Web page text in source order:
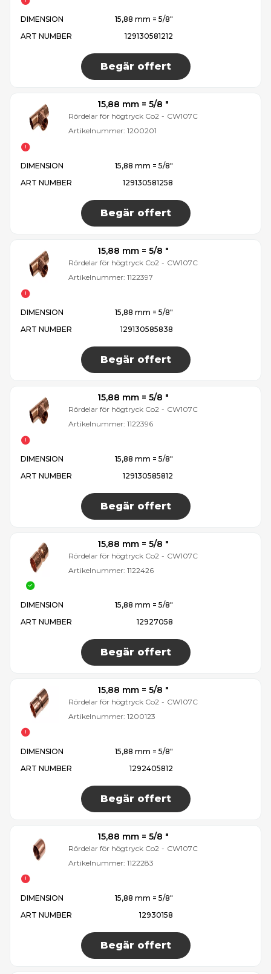
DIMENSION
15,88 mm = 5/8″
ART NUMBER
129130581212
Begär offert
15,88 mm = 5/8 ″
Rördelar för högtryck Co2 - CW107C
Artikelnummer: 1200201
DIMENSION
15,88 mm = 5/8″
ART NUMBER
129130581258
Begär offert
15,88 mm = 5/8 ″
Rördelar för högtryck Co2 - CW107C
Artikelnummer: 1122397
DIMENSION
15,88 mm = 5/8″
ART NUMBER
129130585838
Begär offert
15,88 mm = 5/8 ″
Rördelar för högtryck Co2 - CW107C
Artikelnummer: 1122396
DIMENSION
15,88 mm = 5/8″
ART NUMBER
129130585812
Begär offert
15,88 mm = 5/8 ″
Rördelar för högtryck Co2 - CW107C
Artikelnummer: 1122426
DIMENSION
15,88 mm = 5/8″
ART NUMBER
12927058
Begär offert
15,88 mm = 5/8 ″
Rördelar för högtryck Co2 - CW107C
Artikelnummer: 1200123
DIMENSION
15,88 mm = 5/8″
ART NUMBER
1292405812
Begär offert
15,88 mm = 5/8 ″
Rördelar för högtryck Co2 - CW107C
Artikelnummer: 1122283
DIMENSION
15,88 mm = 5/8″
ART NUMBER
12930158
Begär offert